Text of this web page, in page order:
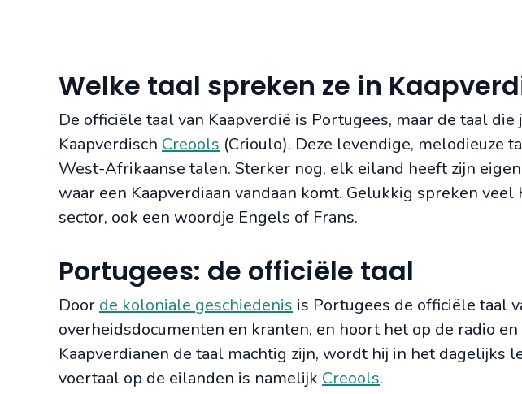
Welke taal spreken ze in
De officiële taal van Kaapverdië is Portugees, maar de taal
Kaapverdisch Creools (Crioulo). Deze levendige, melodieuze
West-Afrikaanse talen. Sterker nog, elk eiland heeft zijn
waar een Kaapverdiaan vandaan komt. Gelukkig spreken
sector, ook een woordje Engels of Frans.
Portugees: de officiële taal
Door de koloniale geschiedenis is Portugees de officiële taal
overheidsdocumenten en kranten, en hoort het op de radio
Kaapverdianen de taal machtig zijn, wordt hij in het dagelijks
voertaal op de eilanden is namelijk Creools.